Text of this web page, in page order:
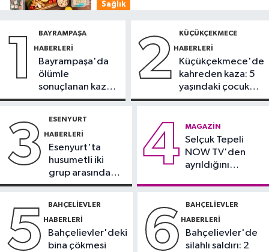
Sağlık
ama sınırsız değil
Güncel
Turizmde hareketlilik başladı
Kayalık bölgelerde zehirli tehlike
5 katlı bina tahliye edildi
1 BAYRAMPAŞA
HABERLERI
Bayrampaşa'da
ölümle
sonuçlanan kaza:
Sürücü
2 KÜÇÜKÇEKMECE
HABERLERI
Küçükçekmece'de
kahreden kaza: 5
yaşındaki çocuk
yoğun bakımda
3 ESENYURT
HABERLERI
Esenyurt'ta
husumetli iki
grup arasında
silahlı kavga
4 MAGAZIN
Selçuk Tepeli
NOW TV'den
ayrıldığını
5 BAHÇELIEVLER
HABERLERI
Bahçelievler'deki
bina çökmesi
6 BAHÇELIEVLER
HABERLERI
Bahçelievler'de
silahlı saldırı: 2